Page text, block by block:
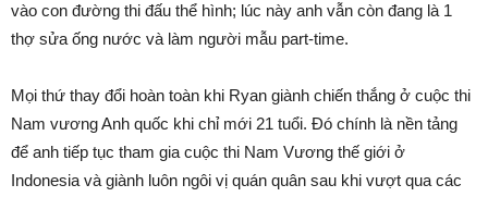
vào con đường thi đấu thể hình; lúc này anh vẫn còn đang là 1
thợ sửa ống nước và làm người mẫu part-time.
Mọi thứ thay đổi hoàn toàn khi Ryan giành chiến thắng ở cuộc thi
Nam vương Anh quốc khi chỉ mới 21 tuổi. Đó chính là nền tảng
để anh tiếp tục tham gia cuộc thi Nam Vương thế giới ở
Indonesia và giành luôn ngôi vị quán quân sau khi vượt qua các